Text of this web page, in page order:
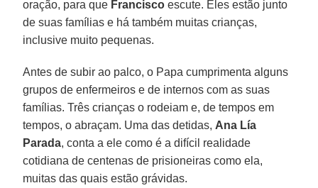
oração, para que Francisco escute. Eles estão junto
de suas famílias e há também muitas crianças,
inclusive muito pequenas.
Antes de subir ao palco, o Papa cumprimenta alguns
grupos de enfermeiros e de internos com as suas
famílias. Três crianças o rodeiam e, de tempos em
tempos, o abraçam. Uma das detidas, Ana Lía
Parada, conta a ele como é a difícil realidade
cotidiana de centenas de prisioneiras como ela,
muitas das quais estão grávidas.